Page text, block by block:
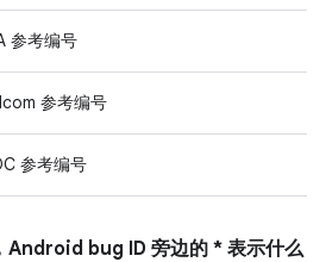
参考编号
参考编号
参考编号
Android bug ID 旁边的 * 表示什么